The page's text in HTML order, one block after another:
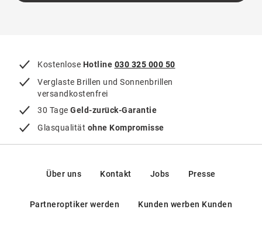
Kostenlose Hotline 030 325 000 50
Verglaste Brillen und Sonnenbrillen
versandkostenfrei
30 Tage Geld-zurück-Garantie
Glasqualität ohne Kompromisse
Über uns Kontakt Jobs Presse
Partneroptiker werden Kunden werben Kunden